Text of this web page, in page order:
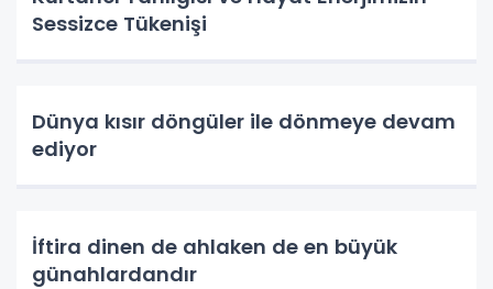
Sessizce Tükenişi
Dünya kısır döngüler ile dönmeye devam
ediyor
İftira dinen de ahlaken de en büyük
günahlardandır